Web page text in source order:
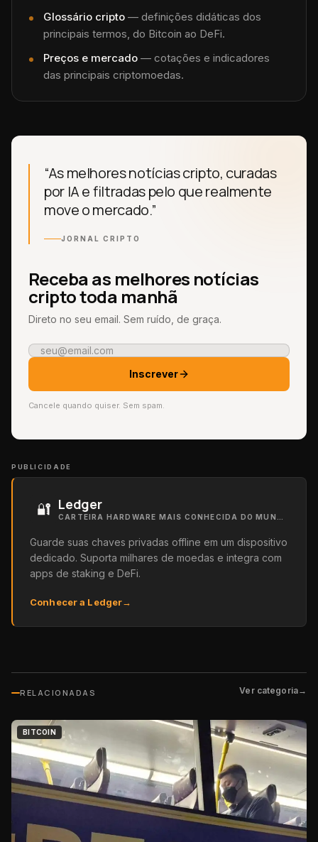
Glossário cripto — definições didáticas dos
principais termos, do Bitcoin ao DeFi.
Preços e mercado — cotações e indicadores
das principais criptomoedas.
“As melhores notícias cripto, curadas
por IA e filtradas pelo que realmente
move o mercado.”
JORNAL CRIPTO
Receba as melhores notícias
cripto toda manhã
Direto no seu email. Sem ruído, de graça.
Inscrever
Cancele quando quiser. Sem spam.
PUBLICIDADE
🔐 Ledger
Guarde suas chaves privadas offline em um dispositivo
dedicado. Suporta milhares de moedas e integra com
apps de staking e DeFi.
Conhecer a Ledger→
RELACIONADAS Ver categoria→
BITCOIN